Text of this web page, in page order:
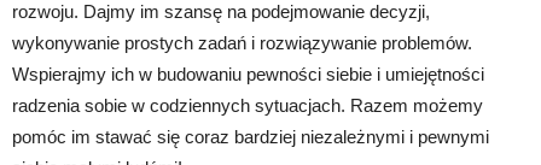
rozwoju. Dajmy im szansę na podejmowanie decyzji,
wykonywanie prostych zadań i rozwiązywanie problemów.
Wspierajmy ich w budowaniu pewności siebie i umiejętności
radzenia sobie w codziennych sytuacjach. Razem możemy
pomóc im stawać się coraz bardziej niezależnymi i pewnymi